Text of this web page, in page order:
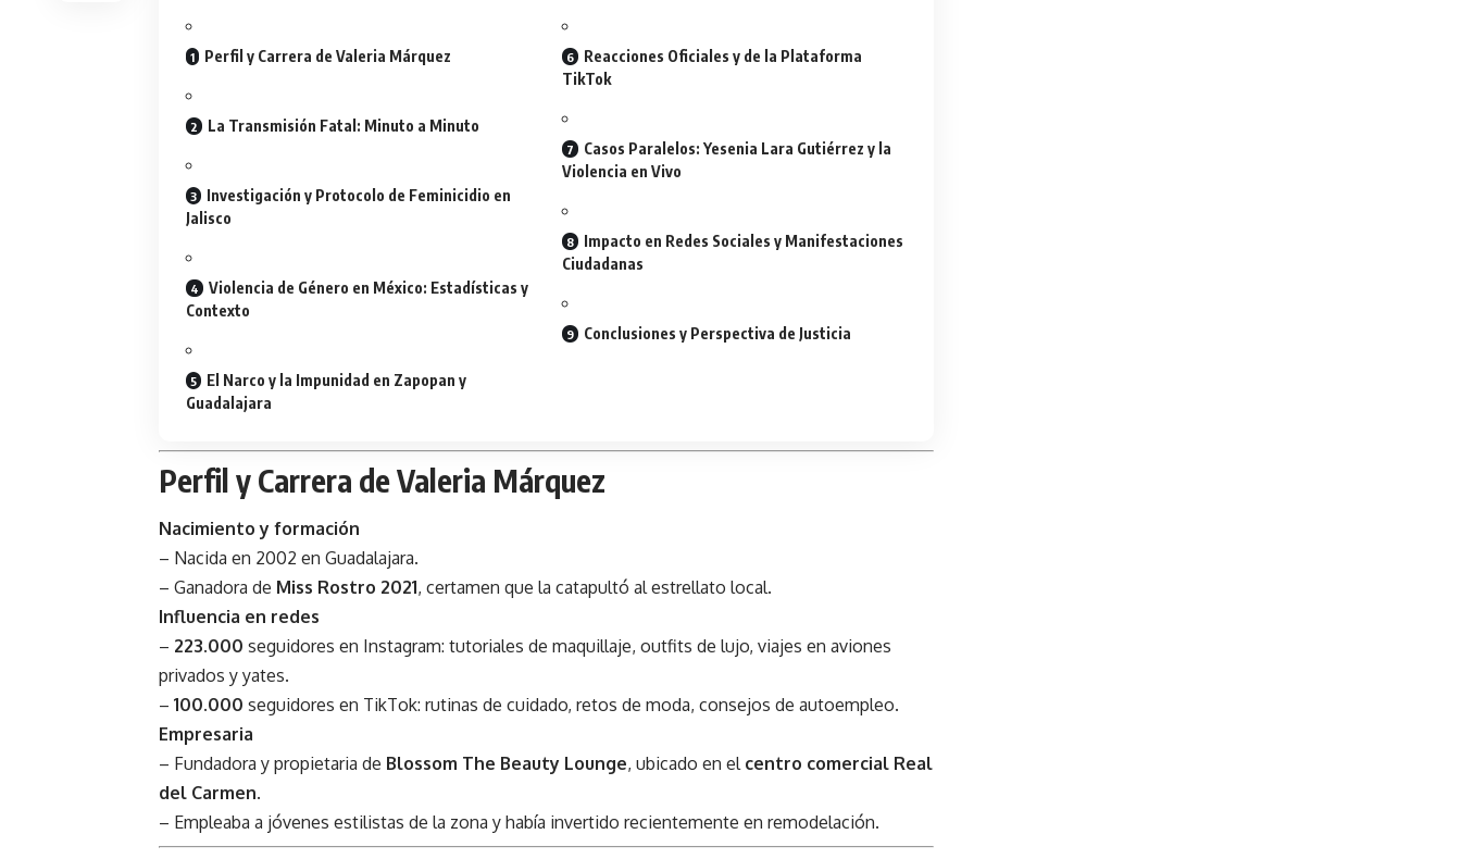
Perfil y Carrera de Valeria Márquez
La Transmisión Fatal: Minuto a Minuto
Investigación y Protocolo de Feminicidio en
Jalisco
Violencia de Género en México: Estadísticas y
Contexto
El Narco y la Impunidad en Zapopan y
Guadalajara
Reacciones Oficiales y de la Plataforma
TikTok
Casos Paralelos: Yesenia Lara Gutiérrez y la
Violencia en Vivo
Impacto en Redes Sociales y Manifestaciones
Ciudadanas
Conclusiones y Perspectiva de Justicia
Perfil y Carrera de Valeria Márquez
Nacimiento y formación
– Nacida en 2002 en Guadalajara.
– Ganadora de Miss Rostro 2021, certamen que la catapultó al estrellato local.
Influencia en redes
– 223.000 seguidores en Instagram: tutoriales de maquillaje, outfits de lujo, viajes en aviones
privados y yates.
– 100.000 seguidores en TikTok: rutinas de cuidado, retos de moda, consejos de autoempleo.
Empresaria
– Fundadora y propietaria de Blossom The Beauty Lounge, ubicado en el centro comercial Real
del Carmen.
– Empleaba a jóvenes estilistas de la zona y había invertido recientemente en remodelación.